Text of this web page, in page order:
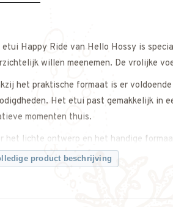
Happy Ride van Hello Hossy is
willen meenemen. De vrolijke
het praktische formaat is er
Het etui past gemakkelijk in
momenten thuis.
het lichte ontwerp en het handige
praktisch en stoer kinderetui dat
product beschrijving